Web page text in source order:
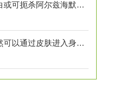
新型工程化蛋白或可扼杀阿尔兹海默氏症
空气污染物竟然可以通过皮肤进入身体？！